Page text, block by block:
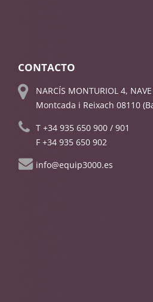
CONTACTO
NARCÍS MONTURIOL 4,
Montcada i Reixach 08110
T +34 935 650 900 / 901
F +34 935 650 902
info@equip3000.es